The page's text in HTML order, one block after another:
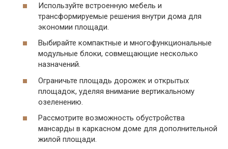
Используйте встроенную мебель и
трансформируемые решения внутри дома для
экономии площади.
Выбирайте компактные и многофункциональные
модульные блоки, совмещающие несколько
назначений.
Ограничьте площадь дорожек и открытых
площадок, уделяя внимание вертикальному
озеленению.
Рассмотрите возможность обустройства
мансарды в каркасном доме для дополнительной
жилой площади.